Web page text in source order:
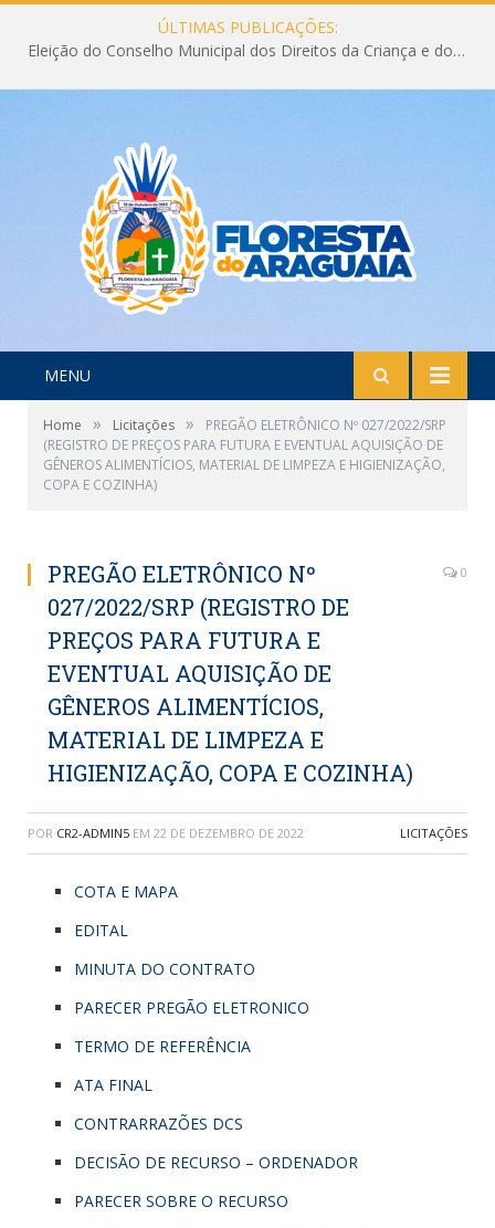
ÚLTIMAS PUBLICAÇÕES:
Eleição do Conselho Municipal dos Direitos da Criança e do Adolescente CMDCA 2026
MENU
Home » Licitações »
PREGÃO ELETRÔNICO Nº 027/2022/SRP
(REGISTRO DE PREÇOS PARA FUTURA E EVENTUAL AQUISIÇÃO DE
GÊNEROS ALIMENTÍCIOS, MATERIAL DE LIMPEZA E HIGIENIZAÇÃO,
COPA E COZINHA)
PREGÃO ELETRÔNICO Nº
027/2022/SRP (REGISTRO DE
PREÇOS PARA FUTURA E
EVENTUAL AQUISIÇÃO DE
GÊNEROS ALIMENTÍCIOS,
MATERIAL DE LIMPEZA E
HIGIENIZAÇÃO, COPA E COZINHA)
0
POR CR2-ADMIN5 EM 22 DE DEZEMBRO DE 2022 LICITAÇÕES
COTA E MAPA
EDITAL
MINUTA DO CONTRATO
PARECER PREGÃO ELETRONICO
TERMO DE REFERÊNCIA
ATA FINAL
CONTRARRAZÕES DCS
DECISÃO DE RECURSO – ORDENADOR
PARECER SOBRE O RECURSO